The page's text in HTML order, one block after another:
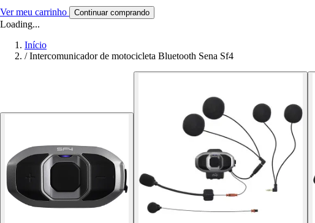
Ver meu carrinho Continuar comprando
Loading...
Início
/ Intercomunicador de motocicleta Bluetooth Sena Sf4